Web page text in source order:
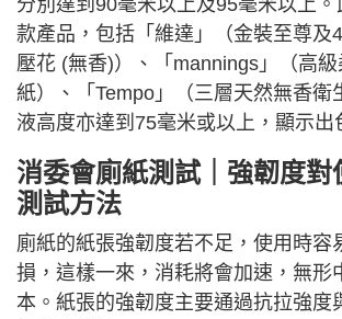
分別達到90毫米以上及95毫米以上
款產品，包括「維達」（金裝至尊及
壓花 (無香)）、「mannings」（高
紙）、「Tempo」（三層天然無香衛
液高度亦達到75毫米或以上，顯示出
消委會廁紙測試｜強韌度對
測試方法
廁紙的紙張強韌度若不足，使用時容
損，這樣一來，消耗將會加速，無形
本。紙張的強韌度主要通過抗拉強度